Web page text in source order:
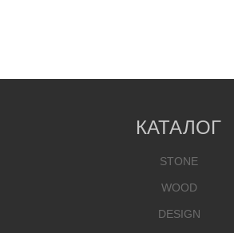
КАТАЛОГ
STONE
WOOD
DESIGN